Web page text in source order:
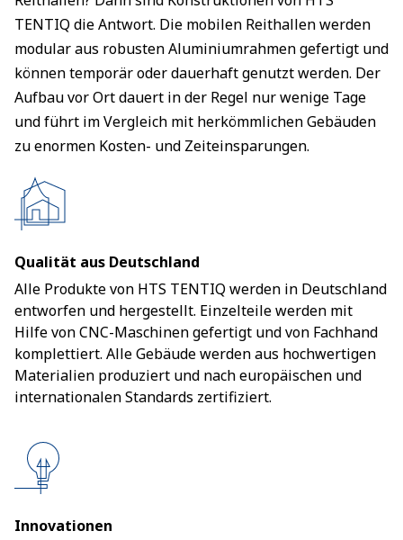
TENTIQ die Antwort. Die mobilen Reithallen werden
modular aus robusten Aluminiumrahmen gefertigt und
können temporär oder dauerhaft genutzt werden. Der
Aufbau vor Ort dauert in der Regel nur wenige Tage
und führt im Vergleich mit herkömmlichen Gebäuden
zu enormen Kosten- und Zeiteinsparungen.
Qualität aus Deutschland
Alle Produkte von HTS TENTIQ werden in Deutschland
entworfen und hergestellt. Einzelteile werden mit
Hilfe von CNC-Maschinen gefertigt und von Fachhand
komplettiert. Alle Gebäude werden aus hochwertigen
Materialien produziert und nach europäischen und
internationalen Standards zertifiziert.
Innovationen